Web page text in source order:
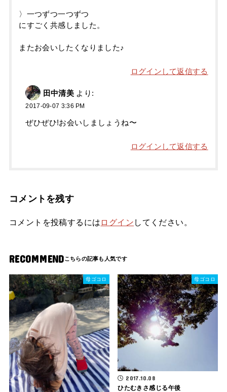
〉一つずつ一つずつ
にすごく共感しました。
またお会いしたくなりました♪
ログインして返信する
田中清美 より:
2017-09-07 3:36 PM
ぜひぜひ!お会いしましょうね〜
ログインして返信する
コメントを残す
コメントを投稿するには ログイン してください。
RECOMMEND
母ゴコロ 母ゴコロ
2017.10.08
ひたむきさ感じる午後